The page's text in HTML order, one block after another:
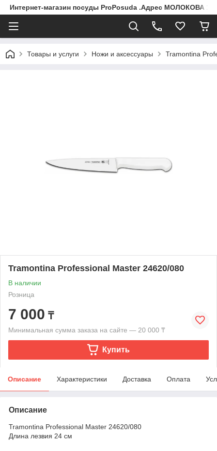
Интернет-магазин посуды ProPosuda .Адрес МОЛОКОВА
Товары и услуги Ножи и аксессуары Tramontina
Tramontina Professional Master 24620/080
В наличии
Розница
7 000 ₸
Минимальная сумма заказа на сайте — 20 000 ₸
Купить
Описание Характеристики Доставка Оплата
Описание
Tramontina Professional Master 24620/080
Длина лезвия 24 см